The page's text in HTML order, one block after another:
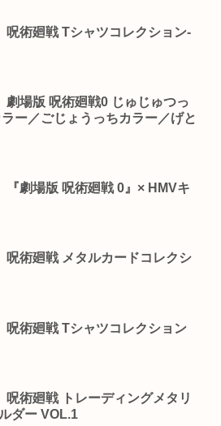
呪術廻戦 Tシャツコレクション-
劇場版 呪術廻戦0 じゅじゅつっ
ー／ごじょうっちカラー／げと
『劇場版 呪術廻戦 0』× HMVキ
呪術廻戦 メタルカードコレクシ
呪術廻戦 Tシャツコレクション
呪術廻戦 トレーディングメタリ
ダー VOL.1